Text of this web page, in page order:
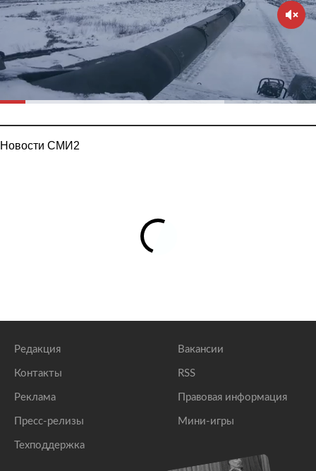
Новости СМИ2
Редакция
Контакты
Реклама
Пресс-релизы
Техподдержка
Вакансии
RSS
Правовая информация
Мини-игры